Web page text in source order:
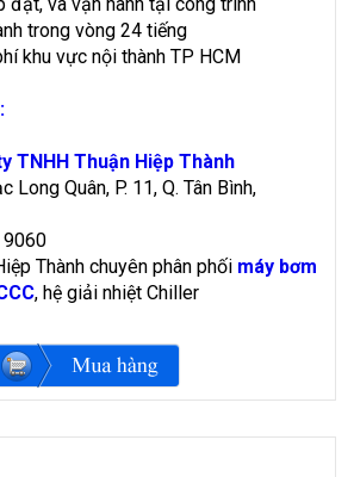
trong vòng 24 tiếng
khu vực nội thành TP HCM
TNHH Thuận Hiệp Thành
Quân, P. 11, Q. Tân Bình,
9060
Thành chuyên phân phối máy bơm
, hệ giải nhiệt Chiller